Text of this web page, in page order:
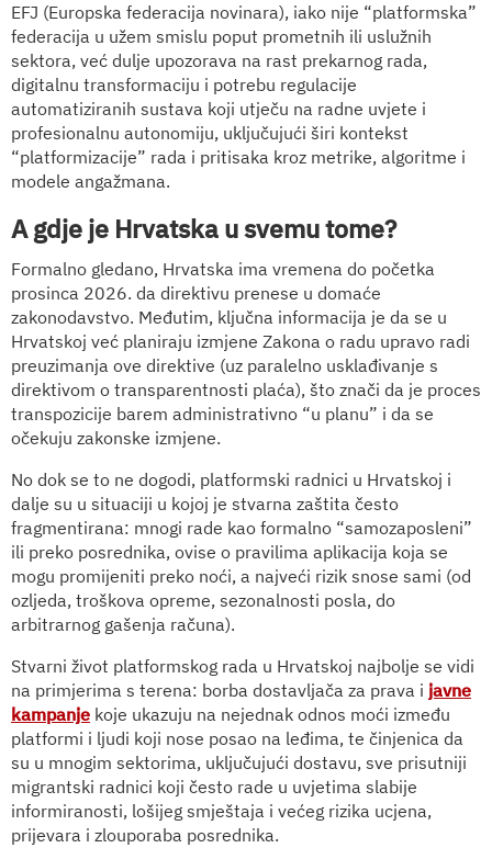
EFJ (Europska federacija novinara), iako nije “platformska”
federacija u užem smislu poput prometnih ili uslužnih
sektora, već dulje upozorava na rast prekarnog rada,
digitalnu transformaciju i potrebu regulacije
automatiziranih sustava koji utječu na radne uvjete i
profesionalnu autonomiju, uključujući širi kontekst
“platformizacije” rada i pritisaka kroz metrike, algoritme i
modele angažmana.
A gdje je Hrvatska u svemu tome?
Formalno gledano, Hrvatska ima vremena do početka
prosinca 2026. da direktivu prenese u domaće
zakonodavstvo. Međutim, ključna informacija je da se u
Hrvatskoj već planiraju izmjene Zakona o radu upravo radi
preuzimanja ove direktive (uz paralelno usklađivanje s
direktivom o transparentnosti plaća), što znači da je proces
transpozicije barem administrativno “u planu” i da se
očekuju zakonske izmjene.
No dok se to ne dogodi, platformski radnici u Hrvatskoj i
dalje su u situaciji u kojoj je stvarna zaštita često
fragmentirana: mnogi rade kao formalno “samozaposleni”
ili preko posrednika, ovise o pravilima aplikacija koja se
mogu promijeniti preko noći, a najveći rizik snose sami (od
ozljeda, troškova opreme, sezonalnosti posla, do
arbitrarnog gašenja računa).
Stvarni život platformskog rada u Hrvatskoj najbolje se vidi
na primjerima s terena: borba dostavljača za prava i javne
kampanje koje ukazuju na nejednak odnos moći između
platformi i ljudi koji nose posao na leđima, te činjenica da
su u mnogim sektorima, uključujući dostavu, sve prisutniji
migrantski radnici koji često rade u uvjetima slabije
informiranosti, lošijeg smještaja i većeg rizika ucjena,
prijevara i zlouporaba posrednika.